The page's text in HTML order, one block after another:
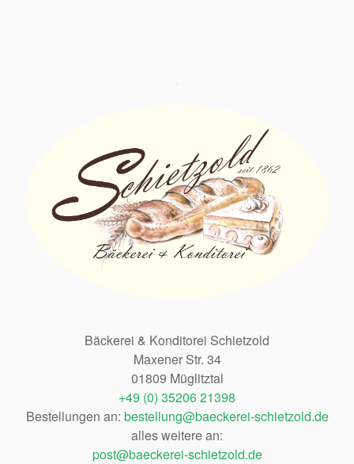
Bäckerei & Konditorei Schietzold
Maxener Str. 34
01809 Müglitztal
+49 (0) 35206 21398
Bestellungen an: bestellung@baeckerei-schietzold.de
alles weitere an:
post@baeckerei-schietzold.de